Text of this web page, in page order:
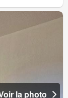
la photo